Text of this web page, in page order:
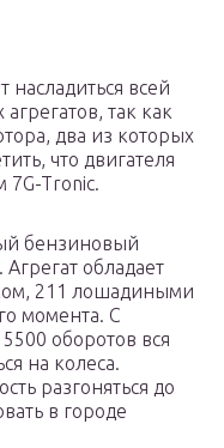
насладиться всей
так как
два из которых
что двигателя
7G-Tronic.
бензиновый
обладает
211 лошадиными
момента. С
оборотов вся
на колеса.
разгоняться до
в городе